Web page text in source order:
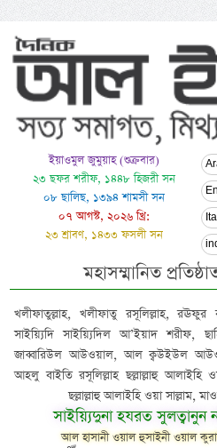
ইয়াওমুল জুমুয়াহ (শুক্রবার)
২৩ ছফর শরীফ, ১৪৪৮ হিজরী সন
০৮ ছালিছ, ১৩৯৪ শামসী সন
০৭ আগস্ট, ২০২৬ খ্রি:
২৩ শ্রাবণ, ১৪৩৩ ফসলী সন
মহাসম্মানিত
খলীফাতুল্লাহ, খলীফাতু রসূলিল্লাহ, রঊফুর
সাইয়্যিদি সাইয়্যিদিল আ’ইয়াদ
জাব্বারিউল আউওয়াল, আল ক্বউইউল
আহলু বাইতি রসূলিল্লাহ ছল্লাল্লাহু আলাইহি
ছল্লাল্লাহু আলাইহি ওয়া সাল্লাম,
সাইয়্যিদুনা হযরত সুলত্বানুন
আল হাসানী ওয়াল হুসাইনী ওয়াল